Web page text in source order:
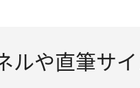
ルや直筆サ